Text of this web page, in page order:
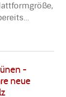
…
-
neue